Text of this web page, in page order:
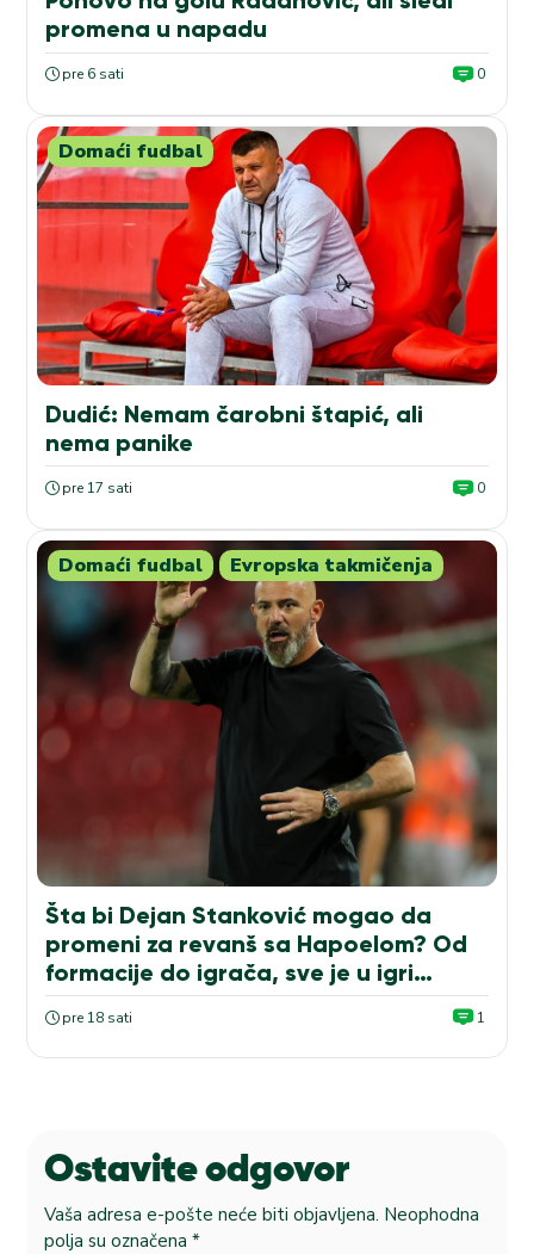
promena u napadu
pre 6 sati 0
Domaći fudbal
Dudić: Nemam čarobni štapić, ali
nema panike
pre 17 sati 0
Domaći fudbal Evropska takmičenja
Šta bi Dejan Stanković mogao da
promeni za revanš sa Hapoelom? Od
formacije do igrača, sve je u igri…
pre 18 sati 1
Ostavite odgovor
Vaša adresa e-pošte neće biti objavljena. Neophodna
polja su označena *